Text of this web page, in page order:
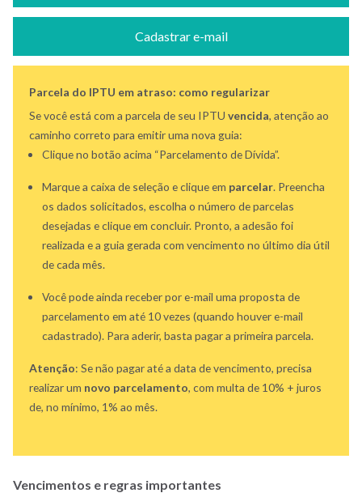
Cadastrar e-mail
Parcela do IPTU em atraso: como regularizar
Se você está com a parcela de seu IPTU vencida, atenção ao
caminho correto para emitir uma nova guia:
Clique no botão acima “Parcelamento de Dívida”.
Marque a caixa de seleção e clique em parcelar. Preencha
os dados solicitados, escolha o número de parcelas
desejadas e clique em concluir. Pronto, a adesão foi
realizada e a guia gerada com vencimento no último dia útil
de cada mês.
Você pode ainda receber por e-mail uma proposta de
parcelamento em até 10 vezes (quando houver e-mail
cadastrado). Para aderir, basta pagar a primeira parcela.
Atenção: Se não pagar até a data de vencimento, precisa
realizar um novo parcelamento, com multa de 10% + juros
de, no mínimo, 1% ao mês.
Vencimentos e regras importantes